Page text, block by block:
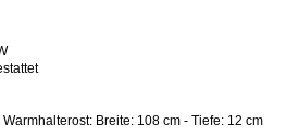
Breite: 108 cm - Tiefe: 12 cm